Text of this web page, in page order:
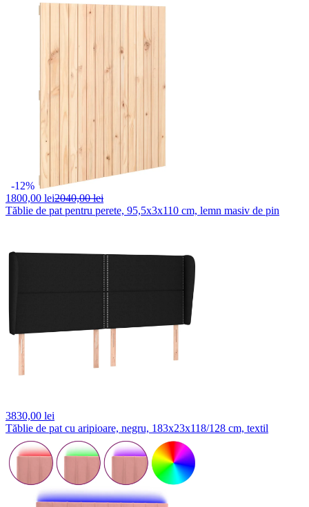
-12%
1800,00 lei2040,00 lei
Tăblie de pat pentru perete, 95,5x3x110 cm, lemn masiv de pin
3830,00 lei
Tăblie de pat cu aripioare, negru, 183x23x118/128 cm, textil